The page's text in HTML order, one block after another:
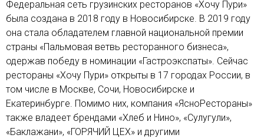
Федеральная сеть грузинских ресторанов «Хочу Пури»
была создана в 2018 году в Новосибирске. В 2019 году
она стала обладателем главной национальной премии
страны «Пальмовая ветвь ресторанного бизнеса»,
одержав победу в номинации «Гастроэкспаты». Сейчас
рестораны «Хочу Пури» открыты в 17 городах России, в
том числе в Москве, Сочи, Новосибирске и
Екатеринбурге. Помимо них, компания «ЯсноРестораны»
также владеет брендами «Хлеб и Нино», «Сулугули»,
«Баклажани», «ГОРЯЧИЙ ЦЕХ» и другими